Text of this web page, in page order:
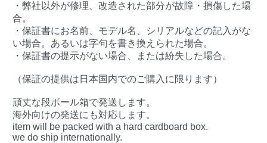
・弊社以外が修理、改造された部分が故障・損傷した場
合。
・保証書にお名前、モデル名、シリアルなどの記入がな
い場合。あるいは字句を書き換えられた場合。
・保証書の提示がない場合、または紛失した場合。
（保証の提供は日本国内でのご購入に限ります）
頑丈な段ボール箱で発送します。
海外向けの発送にも対応します。
item will be packed with a hard cardboard box.
we do ship internationally.